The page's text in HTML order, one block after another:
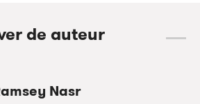
de auteur
Nasr